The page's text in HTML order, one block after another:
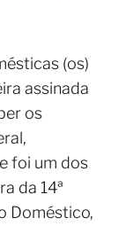
(os)
assinada
os
foi um dos
da 14ª
Doméstico,